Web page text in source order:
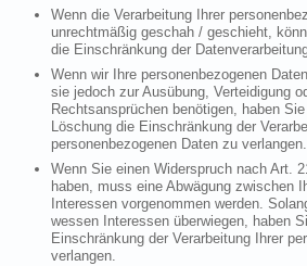
Wenn die Verarbeitung Ihrer
unrechtmäßig geschah / geschieht,
die Einschränkung der
Wenn wir Ihre personenbezogenen
sie jedoch zur Ausübung, Verteidigung
Rechtsansprüchen benötigen, haben
Löschung die Einschränkung der
personenbezogenen Daten zu verlangen.
Wenn Sie einen Widerspruch nach Art.
haben, muss eine Abwägung zwischen
Interessen vorgenommen werden.
wessen Interessen überwiegen, haben
Einschränkung der Verarbeitung Ihrer
verlangen.